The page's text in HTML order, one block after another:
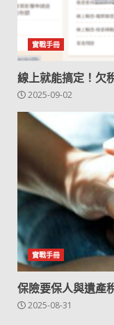
實戰手冊
線上就能搞定！欠
2025-09-02
實戰手冊
保險要保人與遺產
2025-08-31